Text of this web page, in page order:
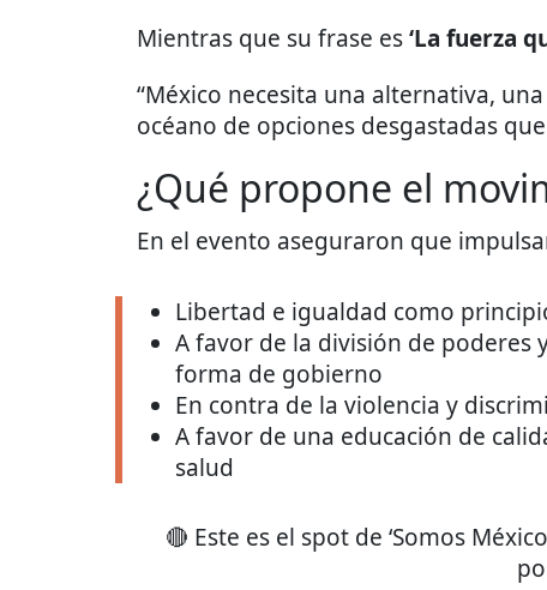
Mientras que su frase es‘La fuerza
“México necesita una alternativa,
océano de opciones desgastadas
¿Qué propone el
En el evento aseguraron que
Libertad e igualdad como
A favor de la división de poderes
forma de gobierno
En contra de la violencia y
A favor de una educación de
salud
🔴 Este es el spot de ‘Somos